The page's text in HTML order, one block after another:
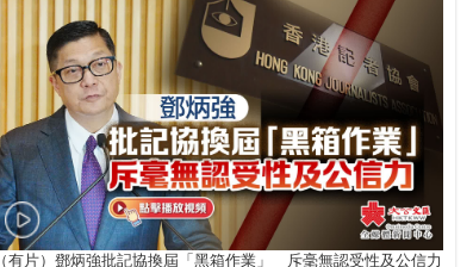
（有片）鄧炳強批記協換屆「黑箱作業」 斥毫無認受性及公信力